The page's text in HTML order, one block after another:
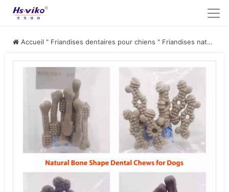
Accueil " Friandises dentaires pour chiens " Friandises naturelles à mâcher en forme d'os pour chiens